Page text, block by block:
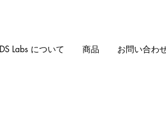
DS Labs について 商品 お問い合わ